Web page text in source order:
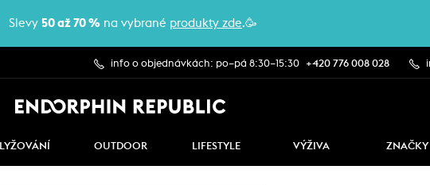
Slevy 50 až 70 % na vybrané produkty zde.🥳
info o objednávkách: po–pá 8:30–15:30 +420 776 008 028
LYŽOVÁNÍ OUTDOOR LIFESTYLE VÝŽIVA ZNAČKY